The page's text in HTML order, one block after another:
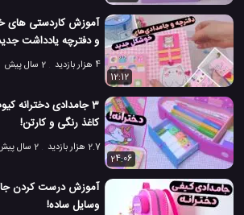
آموزش کاردستی های
و دفترچه یادداشت
4 هزار بازدید
2 سال پیش
12:12
3 جامدادی دخترانه
کاغذ رنگی و کارتن!
2.7 هزار بازدید
2 سال پیش
24:06
آموزش درست کردن
وسایل ساده!